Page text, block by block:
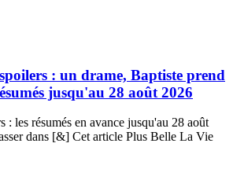
: un drame, Baptiste prend
jusqu'au 28 août 2026
: les résumés en avance jusqu'au 28 août
dans [&] Cet article Plus Belle La Vie